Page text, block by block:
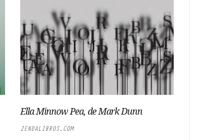
Ella Minnow Pea, de Mark Dunn
ZENDALIBROS.COM